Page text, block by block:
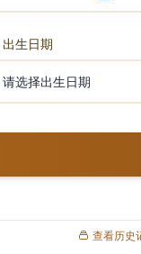
出生日期
查看历史